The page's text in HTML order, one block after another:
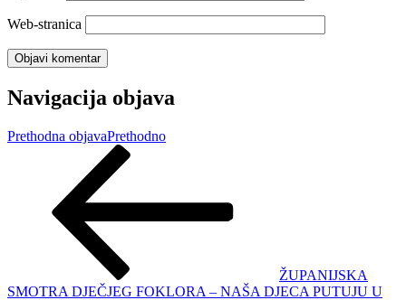
Web-stranica
Navigacija objava
Prethodna objavaPrethodno
ŽUPANIJSKA
SMOTRA DJEČJEG FOKLORA – NAŠA DJECA PUTUJU U